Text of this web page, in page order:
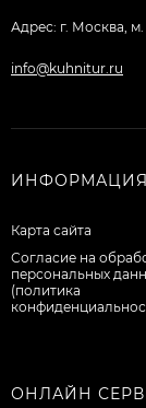
Адрес: г. Москва,
info@kuhnitur.ru
ИНФОРМАЦИЯ
Карта сайта
Согласие на
персональных
(политика
ОНЛАЙН